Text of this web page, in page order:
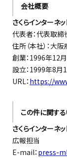
会社概要
さくらインターネ
代表者：代表取
住所（本社）：大
創業：1996年12
設立：1999年8月
URL： https://
この件に関す
さくらインターネ
広報担当
E-mail： press-